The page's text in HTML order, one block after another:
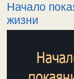
Начало
жизни